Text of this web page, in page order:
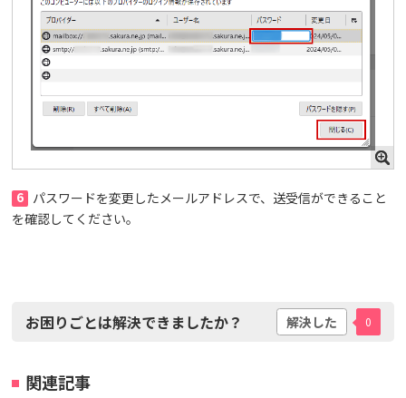
6 パスワードを変更したメールアドレスで、送受信ができること
を確認してください。
お困りごとは解決できましたか？ 解決した 0
関連記事